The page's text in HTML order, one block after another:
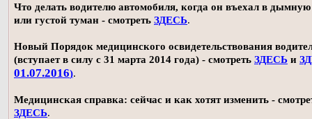
Что делать водителю автомобиля, когда он въехал в дымную
или густой туман - смотреть ЗДЕСЬ.
Новый Порядок медицинского освидетельствования
(вступает в силу с 31 марта 2014 года) - смотреть ЗДЕСЬ и
01.07.2016).
Медицинская справка: сейчас и как хотят изменить -
ЗДЕСЬ.